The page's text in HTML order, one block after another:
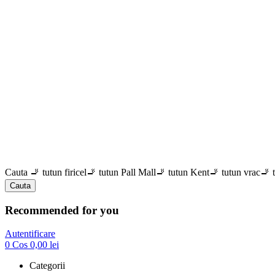
Cauta 🚬 tutun firicel🚬 tutun Pall Mall🚬 tutun Kent🚬 tutun vrac🚬
Cauta
Recommended for you
Autentificare
0 Cos 0,00 lei
Categorii